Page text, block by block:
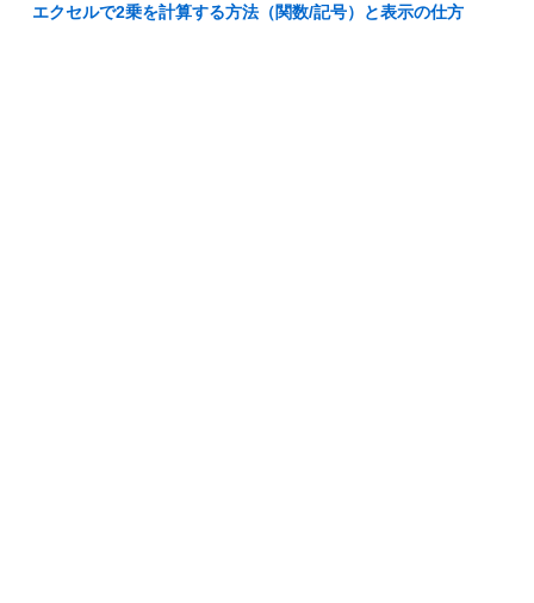
エクセルで2乗を計算する方法（関数/記号）と表示の仕方